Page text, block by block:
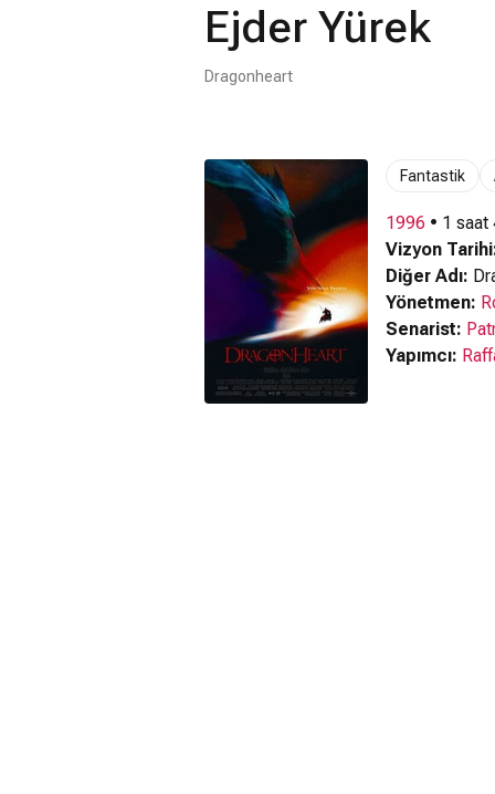
Ejder Yürek
Dragonheart
Fantastik
1996 • 1 saat
Vizyon
Diğer Adı:
Yönetmen:
Senarist:
Yapımcı: